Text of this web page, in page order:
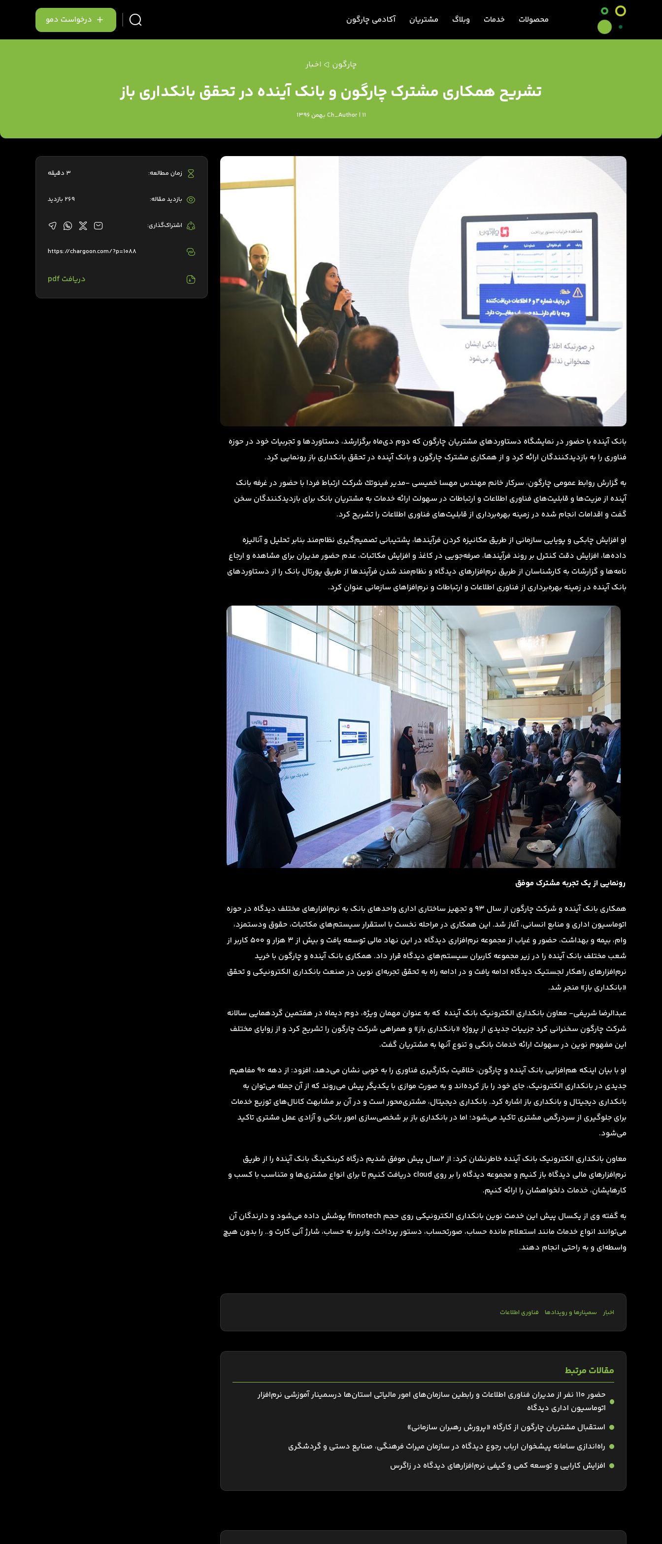
محصولات خدمات وبلاگ مشتریان آکادمی چارگون درخواست دمو
چارگون اخبار
تشریح همکاری مشترک چارگون و بانک آینده در تحقق بانکداری باز
Ch_Author | 11 بهمن 1396
بانک آینده با حضور در نمایشگاه دستاوردهای مشتریان چارگون که دوم دی‌ماه برگزارشد، دستاوردها و تجربیات خود در حوزه
فناوری را به بازدیدکنندگان ارائه کرد و از همکاری مشترک چارگون و بانک آینده در تحقق بانکداری باز رونمایی کرد.
به گزارش روابط عمومی چارگون، سرکار خانم مهندس مهسا خمیسی -مدير فينوتك شركت ارتباط فردا با حضور در غرفه بانک
آینده از مزیت‌ها و قابلیت‌های فناوری اطلاعات و ارتباطات در سهولت ارائه خدمات به مشتریان بانک برای بازدیدکنندگان سخن
گفت و اقدامات انجام شده در زمینه بهره‌برداری از قابلیت‌های فناوری اطلاعات را تشریح کرد.
او افزایش چابکی و پویایی سازمانی از طریق مکانیزه کردن فرآیندها، پشتیبانی تصمیم‌گیری نظام‌مند بنابر تحلیل و آنالیزه
داده‌ها، افزایش دقت کنترل بر روند فرآیندها، صرفه‌جویی در کاغذ و افزایش مکاتبات، عدم حضور مدیران برای مشاهده و ارجاع
نامه‌ها و گزارشات به کارشناسان از طریق نرم‌افزارهای دیدگاه و نظام‌‌مند شدن فرآیندها از طریق پورتال بانک را از دستاوردهای
بانک آینده در زمینه بهره‌برداری از فناوری اطلاعات و ارتباطات و نرم‌افزاهای سازمانی عنوان کرد.
رونمایی از یک تجربه مشترک موفق
همکاری بانک آینده و شرکت چارگون از سال 93 و تجهیز ساختاری اداری واحدهای بانک به نرم‌افزارهای مختلف دیدگاه در حوزه
اتوماسیون اداری و منابع انسانی، آغاز شد. این همکاری در مراحله نخست با استقرار سیستم‌های مکاتبات،‌ حقوق ودستمزد،
وام، بیمه و بهداشت، حضور و غیاب از مجموعه نرم‌افزاری دیدگاه در این نهاد مالی توسعه یافت و بیش از ۳ هزار و ۵۰۰ کاربر از
شعب مختلف بانک آینده را در زیر مجموعه کاربران سیستم‌های دیدگاه قرار داد. همکاری بانک آینده و چارگون با خرید
نرم‌افزارهای راهکار لجستیک دیدگاه ادامه یافت و در ادامه راه به تحقق تجربه‌ای نوین در صنعت بانکداری الکترونیکی و تحقق
«بانکداری باز» منجر شد.
عبدالرضا شریفی- معاون بانکداری الکترونیک بانک آینده که به عنوان مهمان ویژه، دوم دیماه در هفتمین گردهمایی سالانه
شرکت چارگون سخنرانی کرد جزییات جدیدی از پروژه «بانکداری باز» و همراهی شرکت چارگون را تشریح کرد و از زوایای مختلف
این مفهوم نوین در سهولت ارائه خدمات بانکی و تنوع آنها به مشتریان گفت.
او با بیان اینکه هم‌افزایی بانک آینده و چارگون، خلاقیت بکارگیری فناوری را به خوبی نشان می‌دهد،‌ افزود: از دهه ۹۰ مفاهیم
جدیدی در بانکداری الکترونیک، جای خود را باز کرده‌اند و به صورت موازی با یکدیگر پیش می‌روند که از آن جمله می‌توان به
بانکداری دیجیتال و بانکداری باز اشاره کرد. بانکداری دیجیتال، مشتری‌محور است و در آن بر مشابهت کانال‌های توزیع خدمات
برای جلوگیری از سردرگمی مشتری تاکید می‌شود؛ اما در بانکداری باز بر شخصی‌سازی امور بانکی و آزادی عمل مشتری تاکید
می‌شود.
معاون بانکداری الکترونیک بانک آینده خاطرنشان کرد: از ۲سال پیش موفق شدیم درگاه کربنکینگ بانک آینده را از طریق
نرم‌افزارهای مالی دیدگاه باز کنیم و مجموعه دیدگاه را بر روی cloud دریافت کنیم تا برای انواع مشتری‌ها و متناسب با کسب و
کارهایشان، خدمات دلخواهشان را ارائه کنیم.
به گفته وی از یکسال پیش این خدمت نوین بانکداری الکترونیکی روی حجم finnotech پوشش داده می‌شود و دارندگان آن
می‌توانند انواع خدمات مانند استعلام مانده حساب، صورتحساب، دستور پرداخت، واریز به حساب، شارژ آنی کارت و.. را بدون هیچ
واسطه‌ای و به راحتی انجام دهند.
اخبار سمینارها و رویدادها فناوری اطلاعات
مقالات مرتبط
حضور ۱۱۰ نفر از مدیران فناوری اطلاعات و رابطین سازمان‌های امور مالیاتی استان‌ها درسمینار آموزشی نرم‌افزار
اتوماسیون اداری دیدگاه
استقبال مشتریان چارگون از کارگاه «پرورش رهبران سازمانی»
راه‌اندازی سامانه پیشخوان ارباب رجوع دیدگاه در سازمان میراث فرهنگی، صنایع دستی و گردشگری
افزایش کارایی و توسعه کمی و کیفی نرم‌افزارهای دیدگاه در زاگرس
زمان مطالعه: 3 دقیقه
بازدید مقاله: 269 بازدید
اشتراک‌گذاری:
https://chargoon.com/?p=1088
دریافت pdf